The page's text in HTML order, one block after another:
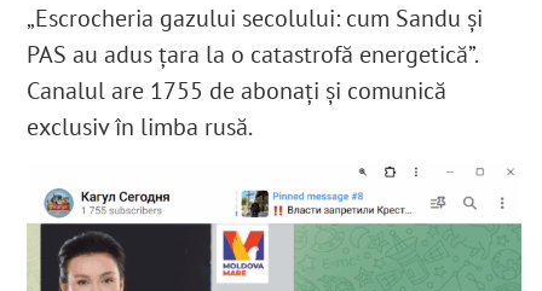
„Escrocheria gazului secolului: cum Sandu și
PAS au adus țara la o catastrofă energetică”.
Canalul are 1755 de abonați și comunică
exclusiv în limba rusă.